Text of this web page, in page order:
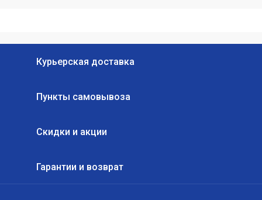
Курьерская доставка
Пункты самовывоза
Скидки и акции
Гарантии и возврат